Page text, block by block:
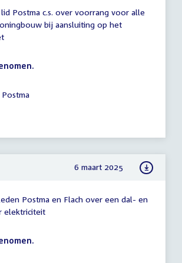
Postma c.s. over voorrang voor alle
bij aansluiting op het
Postma
6 maart 2025
Postma en Flach over een dal- en
elektriciteit